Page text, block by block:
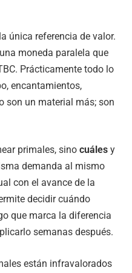
única referencia de valor.
moneda paralela que
Prácticamente todo lo
encantamientos,
son un material más; son
primales, sino cuáles y
demanda al mismo
con el avance de la
decidir cuándo
que marca la diferencia
semanas después.
están infravalorados